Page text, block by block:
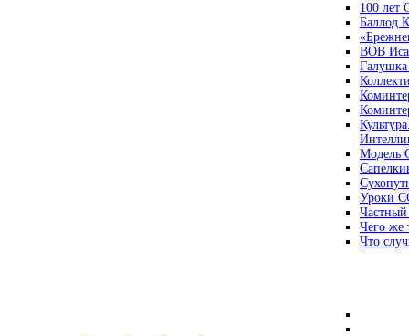
100 лет
Баллод
ВОВ
Модель
Уроки
Чего же
Что